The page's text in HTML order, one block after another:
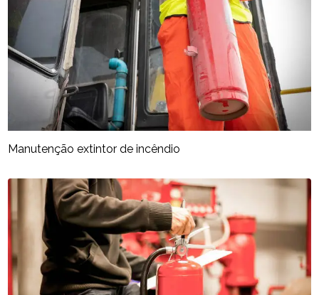
Manutenção extintor de incêndio